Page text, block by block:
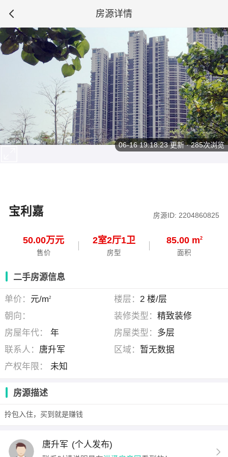
房源详情
宝利嘉 房源ID: 2204860825
50.00万元
售价
2室2厅1卫
房型
85.00 m2
面积
06-16 19:18:23更新 · 285次浏览
二手房源信息
单价： 元/m2 楼层： 2 楼/层
朝向：
装修类型： 精致装修
房屋年代：
年 房屋类型： 多层
联系人： 唐升军 区域： 暂无数据
产权年限：
未知
房源描述
拎包入住，买到就是赚钱
唐升军 (个人发布)